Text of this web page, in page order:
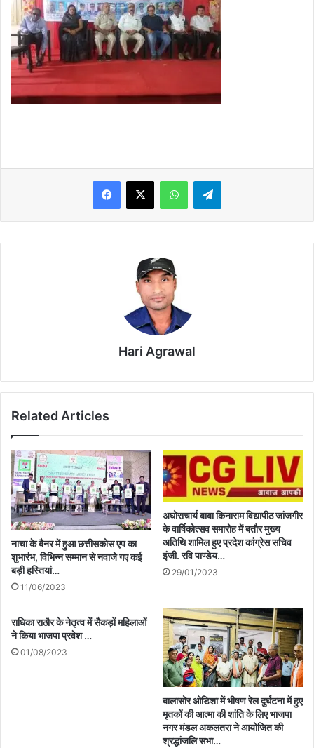
WhatsAppTelegram
Hari Agrawal
Related Articles
नाचा के बैनर में हुआ छत्तीसकोस एप का
शुभारंभ, विभिन्न सम्मान से नवाजे गए कई
बड़ी हस्तियां…
11/06/2023
अघोराचार्य बाबा किनाराम विद्यापीठ जांजगीर
के वार्षिकोत्सव समारोह में बतौर मुख्य
अतिथि शामिल हुए प्रदेश कांग्रेस सचिव
इंजी. रवि पाण्डेय…
29/01/2023
राधिका राठौर के नेतृत्व में सैकड़ों महिलाओं
ने किया भाजपा प्रवेश …
01/08/2023
बालासोर ओडिशा में भीषण रेल दुर्घटना में हुए
मृतकों की आत्मा की शांति के लिए भाजपा
नगर मंडल अकलतरा ने आयोजित की
श्रद्धांजलि सभा…